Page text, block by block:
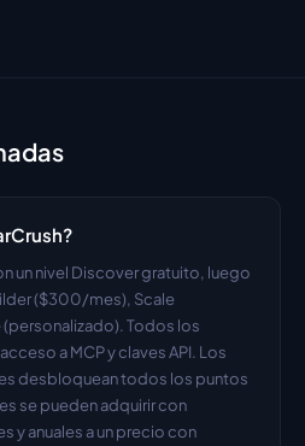
un nivel Discover gratuito, luego
($300/mes), Scale
Todos los
a MCP y claves API. Los
desbloquean todos los puntos
se pueden adquirir con
y anuales a un precio con